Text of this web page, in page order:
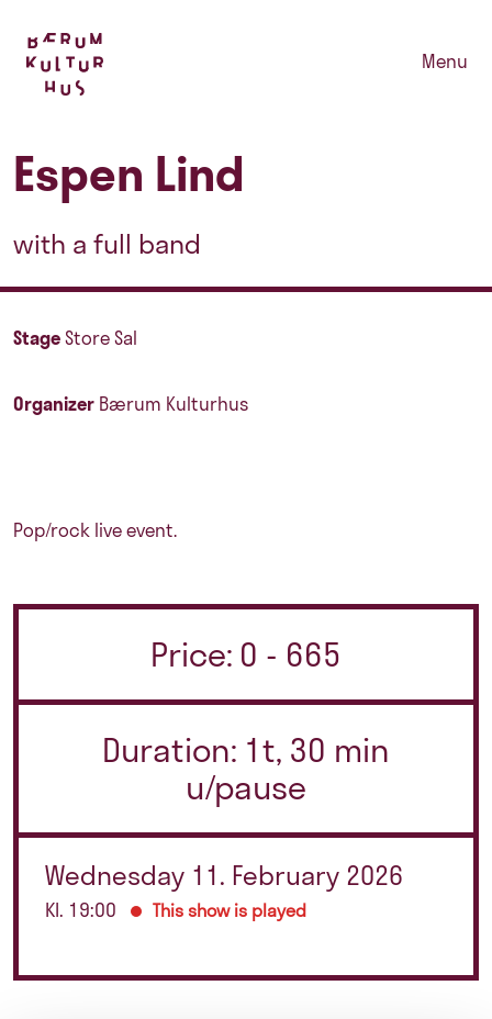
Menu
Espen Lind
with a full band
StageStore Sal
Organizer Bærum Kulturhus
Pop/rock live event.
Price: 0 - 665
Duration: 1t, 30 min
u/pause
Wednesday 11. February 2026
Kl. 19:00 This show is played